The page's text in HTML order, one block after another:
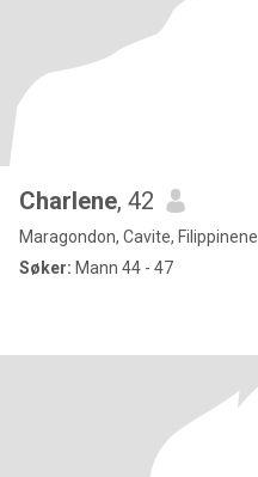
Charlene, 42
Maragondon, Cavite, Filippinene
Søker: Mann 44 - 47